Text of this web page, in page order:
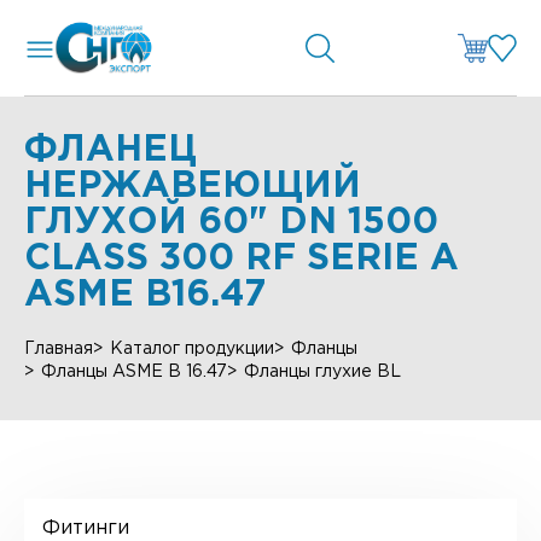
ФЛАНЕЦ
НЕРЖАВЕЮЩИЙ
ГЛУХОЙ 60" DN 1500
CLASS 300 RF SERIE А
ASME B16.47
Главная Каталог продукции
Фланцы
Фланцы ASME B 16.47
Фланцы глухие BL
Фитинги